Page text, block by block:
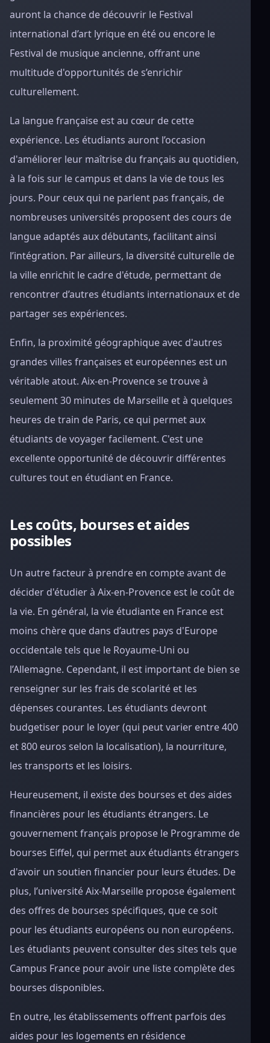
auront la chance de découvrir le Festival
international d’art lyrique en été ou encore le
Festival de musique ancienne, offrant une
multitude d'opportunités de s’enrichir
culturellement.
La langue française est au cœur de cette
expérience. Les étudiants auront l’occasion
d'améliorer leur maîtrise du français au quotidien,
à la fois sur le campus et dans la vie de tous les
jours. Pour ceux qui ne parlent pas français, de
nombreuses universités proposent des cours de
langue adaptés aux débutants, facilitant ainsi
l’intégration. Par ailleurs, la diversité culturelle de
la ville enrichit le cadre d'étude, permettant de
rencontrer d’autres étudiants internationaux et de
partager ses expériences.
Enfin, la proximité géographique avec d'autres
grandes villes françaises et européennes est un
véritable atout. Aix-en-Provence se trouve à
seulement 30 minutes de Marseille et à quelques
heures de train de Paris, ce qui permet aux
étudiants de voyager facilement. C'est une
excellente opportunité de découvrir différentes
cultures tout en étudiant en France.
Les coûts, bourses et aides
possibles
Un autre facteur à prendre en compte avant de
décider d'étudier à Aix-en-Provence est le coût de
la vie. En général, la vie étudiante en France est
moins chère que dans d’autres pays d'Europe
occidentale tels que le Royaume-Uni ou
l’Allemagne. Cependant, il est important de bien se
renseigner sur les frais de scolarité et les
dépenses courantes. Les étudiants devront
budgetiser pour le loyer (qui peut varier entre 400
et 800 euros selon la localisation), la nourriture,
les transports et les loisirs.
Heureusement, il existe des bourses et des aides
financières pour les étudiants étrangers. Le
gouvernement français propose le Programme de
bourses Eiffel, qui permet aux étudiants étrangers
d'avoir un soutien financier pour leurs études. De
plus, l’université Aix-Marseille propose également
des offres de bourses spécifiques, que ce soit
pour les étudiants européens ou non européens.
Les étudiants peuvent consulter des sites tels que
Campus France pour avoir une liste complète des
bourses disponibles.
En outre, les établissements offrent parfois des
aides pour les logements en résidence